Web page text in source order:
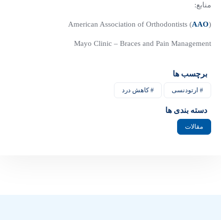
منابع:
American Association of Orthodontists (AAO)
Mayo Clinic – Braces and Pain Management
برچسب ها
# ارتودنسی # کاهش درد
دسته بندی ها
مقالات